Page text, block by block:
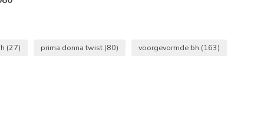
(27) prima donna twist (80) voorgevormde bh (163)